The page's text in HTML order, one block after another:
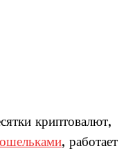
криптовалют,
, работает